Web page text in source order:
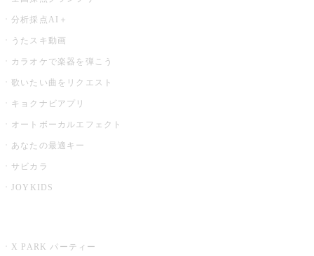
分析採点AI＋
うたスキ動画
カラオケで楽器を弾こう
歌いたい曲をリクエスト
キョクナビアプリ
オートボーカルエフェクト
あなたの最適キー
サビカラ
JOYKIDS
X PARK パーティー